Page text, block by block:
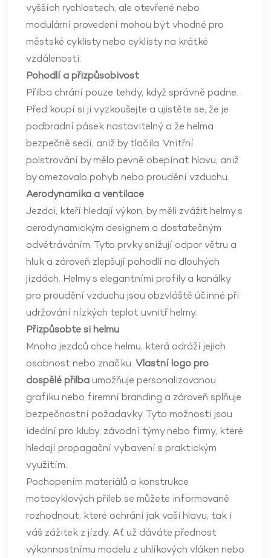
vyšších rychlostech, ale otevřené nebo
modulární provedení mohou být vhodné pro
městské cyklisty nebo cyklisty na krátké
vzdálenosti.
Pohodlí a přizpůsobivost
Přilba chrání pouze tehdy, když správně padne.
Před koupí si ji vyzkoušejte a ujistěte se, že je
podbradní pásek nastavitelný a že helma
bezpečně sedí, aniž by tlačila. Vnitřní
polstrování by mělo pevně obepínat hlavu, aniž
by omezovalo pohyb nebo proudění vzduchu.
Aerodynamika a ventilace
Jezdci, kteří hledají výkon, by měli zvážit helmy s
aerodynamickým designem a dostatečným
odvětráváním. Tyto prvky snižují odpor větru a
hluk a zároveň zlepšují pohodlí na dlouhých
jízdách. Helmy s elegantními profily a kanálky
pro proudění vzduchu jsou obzvláště účinné při
udržování nízkých teplot uvnitř helmy.
Přizpůsobte si helmu
Mnoho jezdců chce helmu, která odráží jejich
osobnost nebo značku.Vlastní logo pro
dospělé přilba umožňuje personalizovanou
grafiku nebo firemní branding a zároveň splňuje
bezpečnostní požadavky. Tyto možnosti jsou
ideální pro kluby, závodní týmy nebo firmy, které
hledají propagační vybavení s praktickým
využitím.
Pochopením materiálů a konstrukce
motocyklových přileb se můžete informovaně
rozhodnout, které ochrání jak vaši hlavu, tak i
váš zážitek z jízdy. Ať už dáváte přednost
výkonnostnímu modelu z uhlíkových vláken nebo